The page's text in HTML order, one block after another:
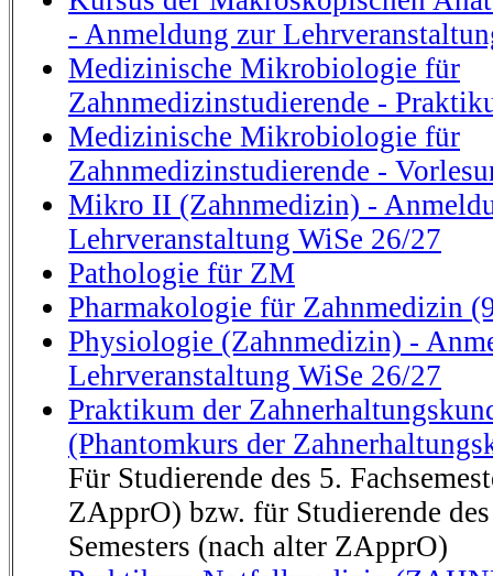
- Anmeldung zur
Medizinische Mikrobiologie für
Zahnmedizinstudierende -
Medizinische Mikrobiologie für
Zahnmedizinstudierende -
Mikro II (Zahnmedizin) -
Lehrveranstaltung WiSe 26/27
Pathologie für ZM
Pharmakologie für Zahnmedizin
Physiologie (Zahnmedizin) -
Lehrveranstaltung WiSe 26/27
Praktikum der
(Phantomkurs der
Für Studierende des 5.
ZApprO) bzw. für Studierende
Semesters (nach alter ZApprO)